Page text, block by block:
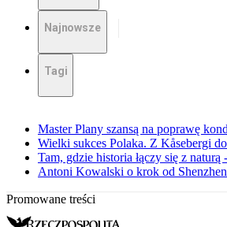
Najnowsze
Tagi
Master Plany szansą na poprawę
Wielki sukces Polaka. Z Kåsebergi
Tam, gdzie historia łączy się z
Antoni Kowalski o krok od
Promowane treści